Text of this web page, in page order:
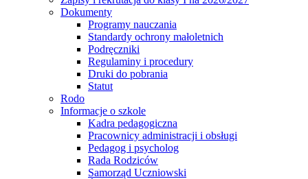
Dokumenty
Programy nauczania
Standardy ochrony małoletnich
Podręczniki
Regulaminy i procedury
Druki do pobrania
Statut
Rodo
Informacje o szkole
Kadra pedagogiczna
Pracownicy administracji i obsługi
Pedagog i psycholog
Rada Rodziców
Samorząd Uczniowski